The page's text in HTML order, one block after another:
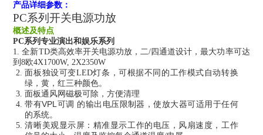
产品详细参数：
PC系列开关电源功放
概述及特点
PC系列专业演出和娱乐系列
1.全新TD类高效率开关电源功放，二/四通道设计，最大功率可达
到8欧4X1700W, 2X2350W
面板独设可变LED灯条，可根据不同的工作模式自动转换
绿，黄，红三种颜色。
面板通风网磁极可除，方便清理
带有VPL 可调 的输出电压限制器，使放大器可适用于任何
的系统。
清晰美观显示屏：精准显示工作的电压，风扇速度，工作